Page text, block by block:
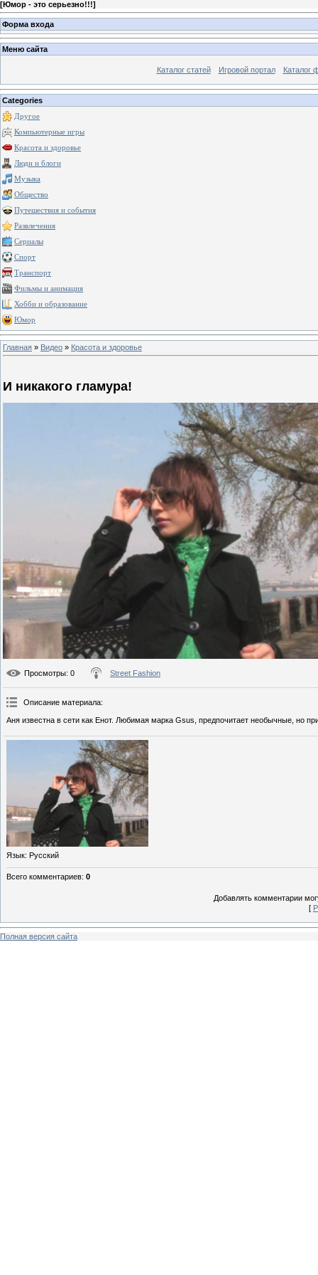
[Юмор - это серьезно!!!]
Форма входа
Меню сайта
Каталог статей Игровой портал Каталог
Categories
Другое
Компьютерные игры
Красота и здоровье
Люди и блоги
Музыка
Общество
Путешествия и события
Развлечения
Сериалы
Спорт
Транспорт
Фильмы и анимация
Хобби и образование
Юмор
Главная » Видео » Красота и здоровье
И никакого гламура!
Просмотры: 0 Street Fashion
Описание материала:
Аня известна в сети как Енот. Любимая марка Gsus, предпочитает необычные, но
Язык: Русский
Всего комментариев: 0
Добавлять комментарии
[
Полная версия сайта